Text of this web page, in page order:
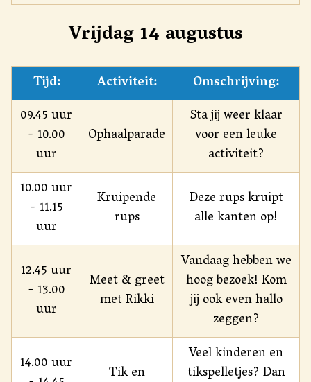
Vrijdag 14 augustus
Tijd: Activiteit:
Omschrijving:
09.45 uur
- 10.00
uur
Ophaalparade
Sta jij weer klaar
voor een leuke
activiteit?
10.00 uur
- 11.15
uur
Kruipende
rups
Deze rups kruipt
alle kanten op!
12.45 uur
- 13.00
uur
Meet & greet
met Rikki
Vandaag hebben we
hoog bezoek! Kom
jij ook even hallo
zeggen?
14.00 uur
Tik en
Veel kinderen en
tikspelletjes? Dan